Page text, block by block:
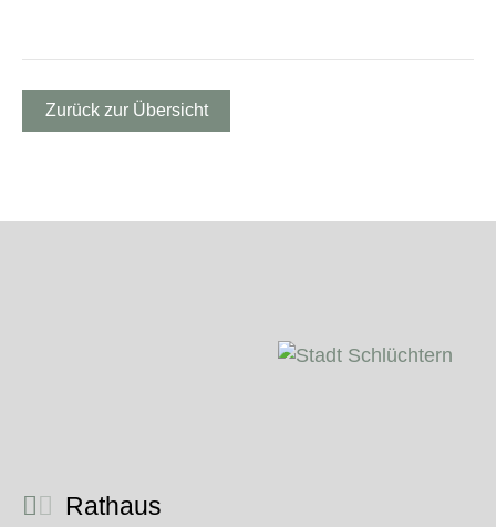
Zurück zur Übersicht
Rathaus